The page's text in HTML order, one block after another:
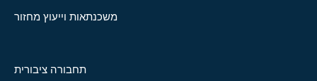
משכנתאות וייעוץ מחזור
תחבורה ציבורית